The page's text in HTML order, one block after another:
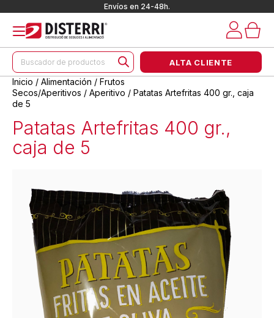
Envíos en 24-48h.
Búsqueda
de
productos
ALTA CLIENTE
Inicio / Alimentación / Frutos
Secos/Aperitivos / Aperitivo / Patatas Artefritas 400 gr., caja
de 5
Patatas Artefritas 400 gr.,
caja de 5